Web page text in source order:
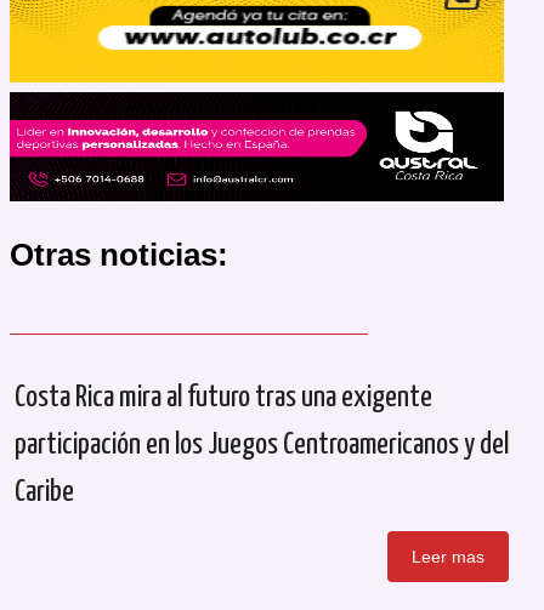
Otras noticias:
Costa Rica mira al futuro tras una exigente
participación en los Juegos Centroamericanos y del
Caribe
Leer mas